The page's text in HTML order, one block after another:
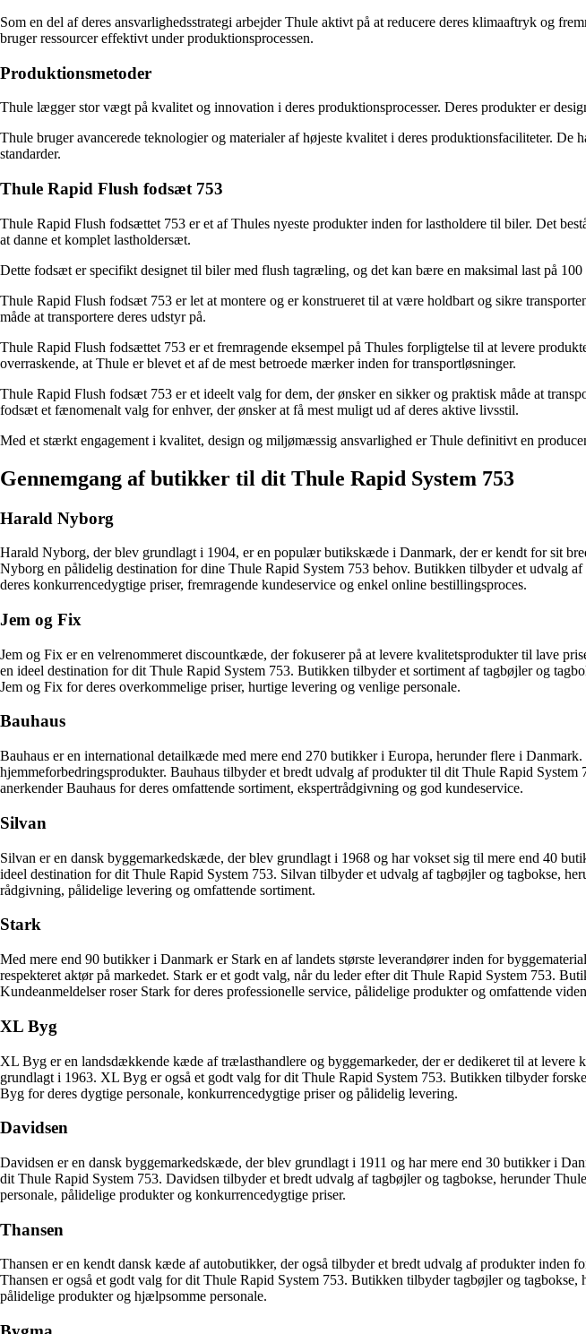
Som en del af deres ansvarlighedsstrategi arbejder Thule aktivt på at reducere deres klimaaftryk og
bruger ressourcer effektivt under produktionsprocessen.
Produktionsmetoder
Thule lægger stor vægt på kvalitet og innovation i deres produktionsprocesser. Deres produkter er
Thule bruger avancerede teknologier og materialer af højeste kvalitet i deres produktionsfaciliteter.
standarder.
Thule Rapid Flush fodsæt 753
Thule Rapid Flush fodsættet 753 er et af Thules nyeste produkter inden for lastholdere til biler. Det
at danne et komplet lastholdersæt.
Dette fodsæt er specifikt designet til biler med flush tagræling, og det kan bære en maksimal last på
Thule Rapid Flush fodsæt 753 er let at montere og er konstrueret til at være holdbart og sikre
måde at transportere deres udstyr på.
Thule Rapid Flush fodsættet 753 er et fremragende eksempel på Thules forpligtelse til at levere
overraskende, at Thule er blevet et af de mest betroede mærker inden for transportløsninger.
Thule Rapid Flush fodsæt 753 er et ideelt valg for dem, der ønsker en sikker og praktisk måde at
fodsæt et fænomenalt valg for enhver, der ønsker at få mest muligt ud af deres aktive livsstil.
Med et stærkt engagement i kvalitet, design og miljømæssig ansvarlighed er Thule definitivt en
Gennemgang af butikker til dit Thule Rapid System 753
Harald Nyborg
Harald Nyborg, der blev grundlagt i 1904, er en populær butikskæde i Danmark, der er kendt for sit
Nyborg en pålidelig destination for dine Thule Rapid System 753 behov. Butikken tilbyder et udvalg
deres konkurrencedygtige priser, fremragende kundeservice og enkel online bestillingsproces.
Jem og Fix
Jem og Fix er en velrenommeret discountkæde, der fokuserer på at levere kvalitetsprodukter til lave
en ideel destination for dit Thule Rapid System 753. Butikken tilbyder et sortiment af tagbøjler og
Jem og Fix for deres overkommelige priser, hurtige levering og venlige personale.
Bauhaus
Bauhaus er en international detailkæde med mere end 270 butikker i Europa, herunder flere i
hjemmeforbedringsprodukter. Bauhaus tilbyder et bredt udvalg af produkter til dit Thule Rapid
anerkender Bauhaus for deres omfattende sortiment, ekspertrådgivning og god kundeservice.
Silvan
Silvan er en dansk byggemarkedskæde, der blev grundlagt i 1968 og har vokset sig til mere end 40
ideel destination for dit Thule Rapid System 753. Silvan tilbyder et udvalg af tagbøjler og tagbokse,
rådgivning, pålidelige levering og omfattende sortiment.
Stark
Med mere end 90 butikker i Danmark er Stark en af landets største leverandører inden for
respekteret aktør på markedet. Stark er et godt valg, når du leder efter dit Thule Rapid System 753.
Kundeanmeldelser roser Stark for deres professionelle service, pålidelige produkter og omfattende
XL Byg
XL Byg er en landsdækkende kæde af trælasthandlere og byggemarkeder, der er dedikeret til at
grundlagt i 1963. XL Byg er også et godt valg for dit Thule Rapid System 753. Butikken tilbyder
Byg for deres dygtige personale, konkurrencedygtige priser og pålidelig levering.
Davidsen
Davidsen er en dansk byggemarkedskæde, der blev grundlagt i 1911 og har mere end 30 butikker i
dit Thule Rapid System 753. Davidsen tilbyder et bredt udvalg af tagbøjler og tagbokse, herunder
personale, pålidelige produkter og konkurrencedygtige priser.
Thansen
Thansen er en kendt dansk kæde af autobutikker, der også tilbyder et bredt udvalg af produkter
Thansen er også et godt valg for dit Thule Rapid System 753. Butikken tilbyder tagbøjler og
pålidelige produkter og hjælpsomme personale.